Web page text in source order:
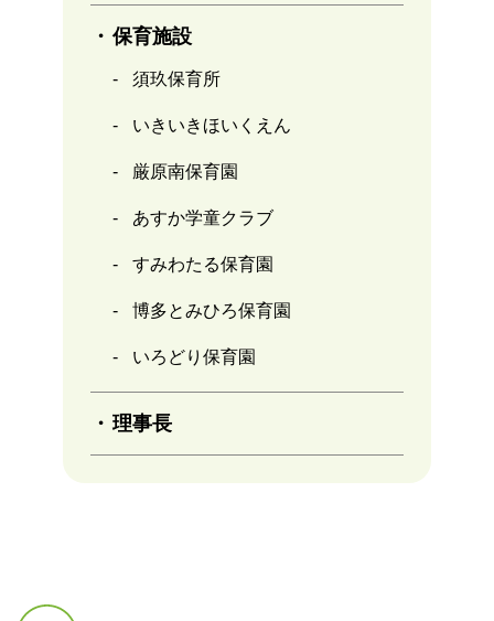
保育施設
須玖保育所
いきいきほいくえん
厳原南保育園
あすか学童クラブ
すみわたる保育園
博多とみひろ保育園
いろどり保育園
理事長